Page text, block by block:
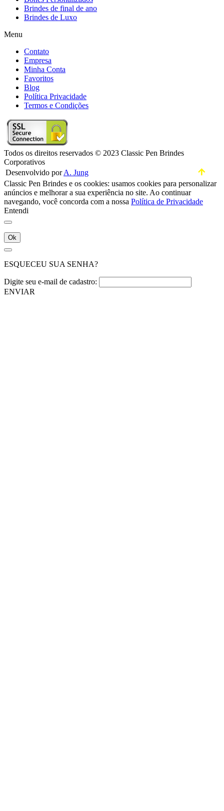
Brindes de final de ano
Brindes de Luxo
Menu
Contato
Empresa
Minha Conta
Favoritos
Blog
Política Privacidade
Termos e Condições
Todos os direitos reservados © 2023 Classic Pen Brindes
Corporativos
Desenvolvido porA. Jung
Classic Pen Brindes e os cookies: usamos cookies para personalizar
anúncios e melhorar a sua experiência no site. Ao continuar
navegando, você concorda com a nossa Política de Privacidade
Entendi
Ok
ESQUECEU SUA SENHA?
Digite seu e-mail de cadastro:
ENVIAR